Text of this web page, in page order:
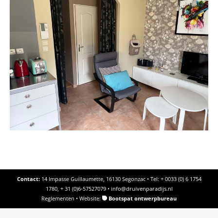
Contact:14 Impasse Guillaumette, 16130 Segonzac • Tel: + 0033 (0) 6 1754
1780, + 31 (0)6-57527079 • info@druivenparadijs.nl
Reglementen • Website: Bootspat ontwerpbureau